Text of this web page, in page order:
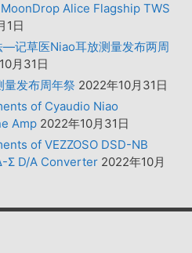
Alice Flagship TWS
1日
—记草医Niao耳放测量发布两周
月31日
量发布周年祭 2022年10月31日
of Cyaudio Niao
Amp 2022年10月31日
of VEZZOSO DSD-NB
Σ D/A Converter 2022年10月